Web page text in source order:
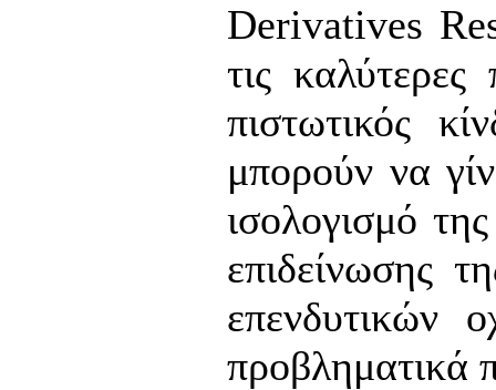
Derivatives
τις
πιστωτικός
μπορούν να
ισολογισμό
επιδείνωσης
επενδυτικών
προβληματικά